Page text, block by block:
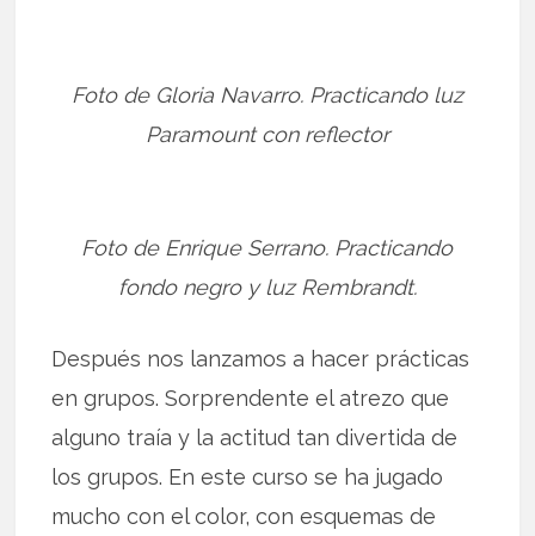
Foto de Gloria Navarro. Practicando luz
Paramount con reflector
Foto de Enrique Serrano. Practicando
fondo negro y luz Rembrandt.
Después nos lanzamos a hacer prácticas
en grupos. Sorprendente el atrezo que
alguno traía y la actitud tan divertida de
los grupos. En este curso se ha jugado
mucho con el color, con esquemas de